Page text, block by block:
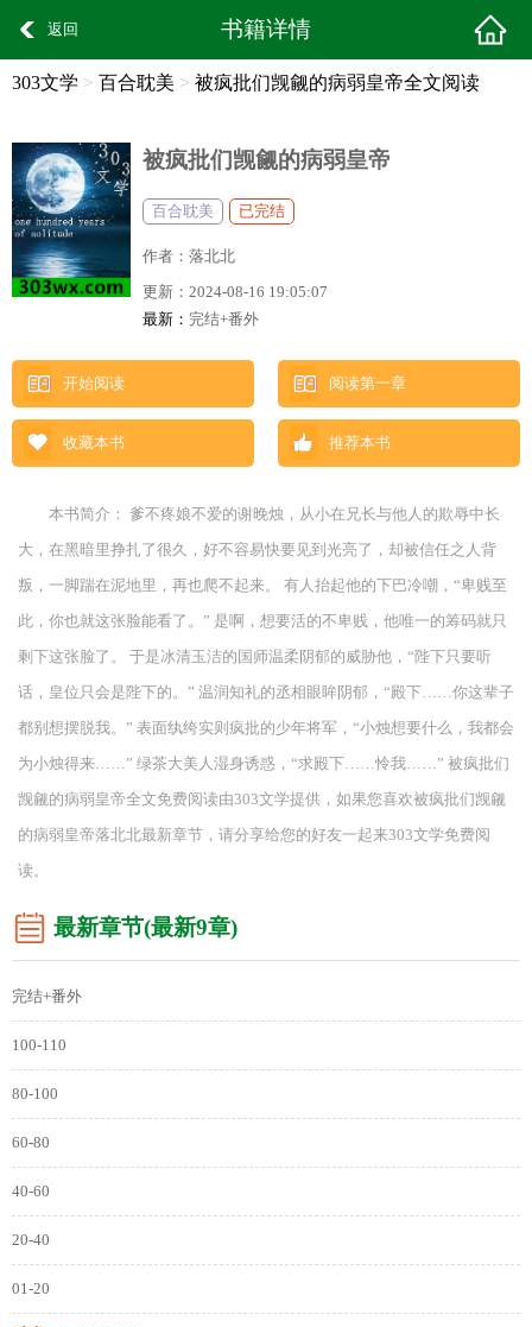
返回 书籍详情
303文学 > 百合耽美 > 被疯批们觊觎的病弱皇帝全文阅读
被疯批们觊觎的病弱皇帝
百合耽美 已完结
作者： 落北北
更新： 2024-08-16 19:05:07
最新： 完结+番外
开始阅读 阅读第一章
收藏本书 推荐本书
本书简介： 爹不疼娘不爱的谢晚烛，从小在兄长与他人的欺辱中长
大，在黑暗里挣扎了很久，好不容易快要见到光亮了，却被信任之人背
叛，一脚踹在泥地里，再也爬不起来。 有人抬起他的下巴冷嘲，“卑贱至
此，你也就这张脸能看了。” 是啊，想要活的不卑贱，他唯一的筹码就只
剩下这张脸了。 于是冰清玉洁的国师温柔阴郁的威胁他，“陛下只要听
话，皇位只会是陛下的。” 温润知礼的丞相眼眸阴郁，“殿下……你这辈子
都别想摆脱我。” 表面纨绔实则疯批的少年将军，“小烛想要什么，我都会
为小烛得来……” 绿茶大美人湿身诱惑，“求殿下……怜我……” 被疯批们
觊觎的病弱皇帝全文免费阅读由303文学提供，如果您喜欢被疯批们觊觎
的病弱皇帝落北北最新章节，请分享给您的好友一起来303文学免费阅
读。
最新章节(最新9章)
完结+番外
100-110
80-100
60-80
40-60
20-40
01-20